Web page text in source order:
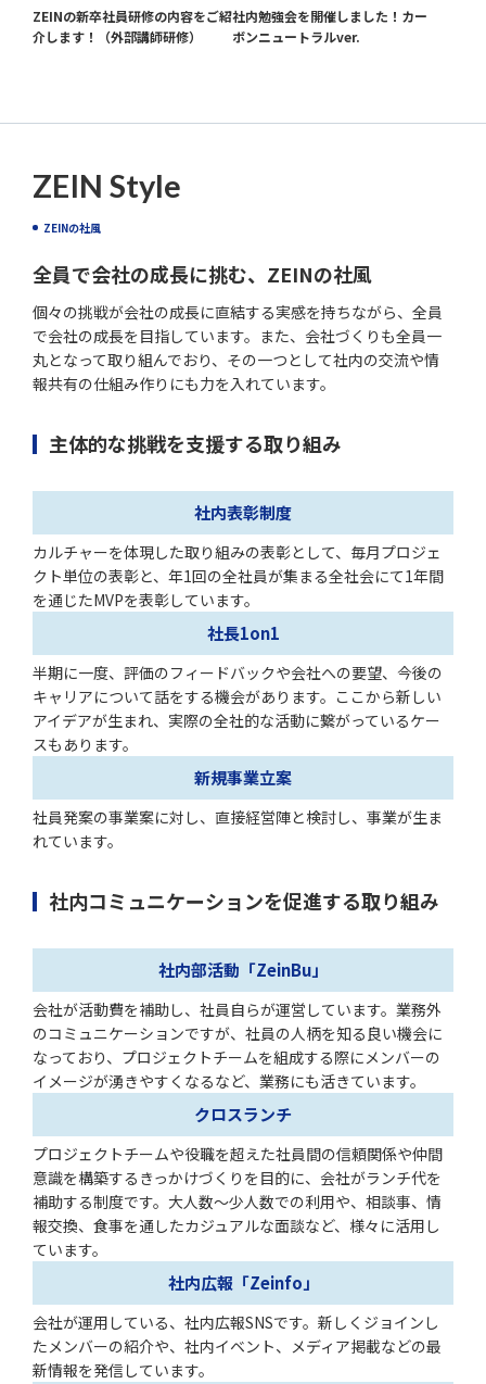
ZEINの新卒社員研修の内容をご紹
介します！（外部講師研修）
社内勉強会を開催しました！カー
ボンニュートラルver.
ZEIN Style
ZEINの社風
全員で会社の成長に挑む、ZEINの社風
個々の挑戦が会社の成長に直結する実感を持ちながら、全員
で会社の成長を目指しています。また、会社づくりも全員一
丸となって取り組んでおり、その一つとして社内の交流や情
報共有の仕組み作りにも力を入れています。
主体的な挑戦を支援する取り組み
社内表彰制度
カルチャーを体現した取り組みの表彰として、毎月プロジェ
クト単位の表彰と、年1回の全社員が集まる全社会にて1年間
を通じたMVPを表彰しています。
社長1on1
半期に一度、評価のフィードバックや会社への要望、今後の
キャリアについて話をする機会があります。ここから新しい
アイデアが生まれ、実際の全社的な活動に繋がっているケー
スもあります。
新規事業立案
社員発案の事業案に対し、直接経営陣と検討し、事業が生ま
れています。
社内コミュニケーションを促進する取り組み
社内部活動「ZeinBu」
会社が活動費を補助し、社員自らが運営しています。業務外
のコミュニケーションですが、社員の人柄を知る良い機会に
なっており、プロジェクトチームを組成する際にメンバーの
イメージが湧きやすくなるなど、業務にも活きています。
クロスランチ
プロジェクトチームや役職を超えた社員間の信頼関係や仲間
意識を構築するきっかけづくりを目的に、会社がランチ代を
補助する制度です。大人数〜少人数での利用や、相談事、情
報交換、食事を通したカジュアルな面談など、様々に活用し
ています。
社内広報「Zeinfo」
会社が運用している、社内広報SNSです。新しくジョインし
たメンバーの紹介や、社内イベント、メディア掲載などの最
新情報を発信しています。